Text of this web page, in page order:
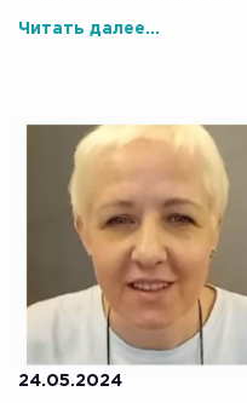
Читать далее...
24.05.2024